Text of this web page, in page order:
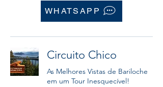
WHATSAPP
Circuito Chico
As Melhores Vistas de Bariloche
em um Tour Inesquecível!